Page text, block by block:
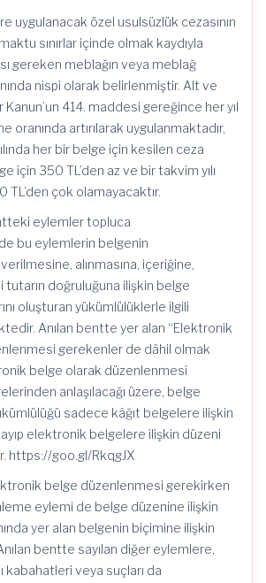
uygulanacak özel usulsüzlük cezasının
sınırlar içinde olmak kaydıyla
gereken meblağın veya meblağ
nispi olarak belirlenmiştir. Alt ve
414. maddesi gereğince her yıl
oranında artırılarak uygulanmaktadır,
her bir belge için kesilen ceza
için 350 TL’den az ve bir takvim yılı
çok olamayacaktır.
eylemler topluca
bu eylemlerin belgenin
alınmasına, içeriğine,
doğruluğuna ilişkin belge
oluşturan yükümlülüklerle ilgili
Anılan bentte yer alan “Elektronik
gerekenler de dâhil olmak
belge olarak düzenlenmesi
anlaşılacağı üzere, belge
sadece kâğıt belgelere ilişkin
elektronik belgelere ilişkin düzeni
https://goo.gl/RkqgJX
belge düzenlenmesi gerekirken
eylemi de belge düzenine ilişkin
yer alan belgenin biçimine ilişkin
Anılan bentte sayılan diğer eylemlere,
kabahatleri veya suçları da